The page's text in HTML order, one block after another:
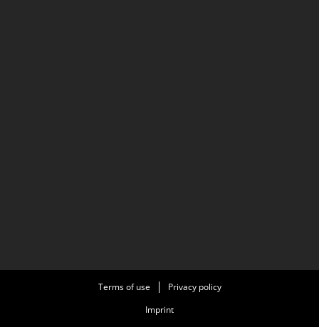
Terms of use
Privacy policy
Imprint